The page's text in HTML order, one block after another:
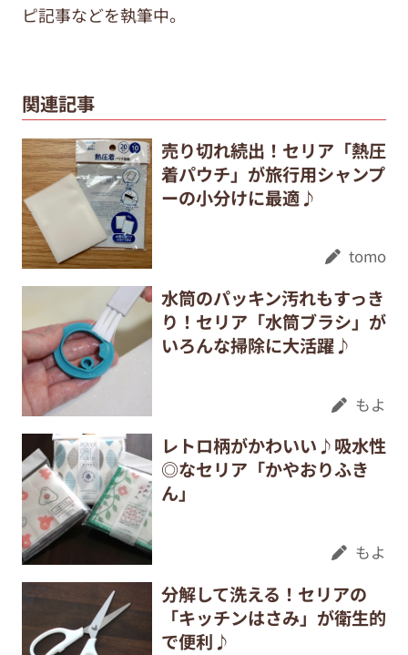
ピ記事などを執筆中。
関連記事
売り切れ続出！セリア「熱圧
着パウチ」が旅行用シャンプ
ーの小分けに最適♪
tomo
水筒のパッキン汚れもすっき
り！セリア「水筒ブラシ」が
いろんな掃除に大活躍♪
もよ
レトロ柄がかわいい♪吸水性
◎なセリア「かやおりふき
ん」
もよ
分解して洗える！セリアの
「キッチンはさみ」が衛生的
で便利♪